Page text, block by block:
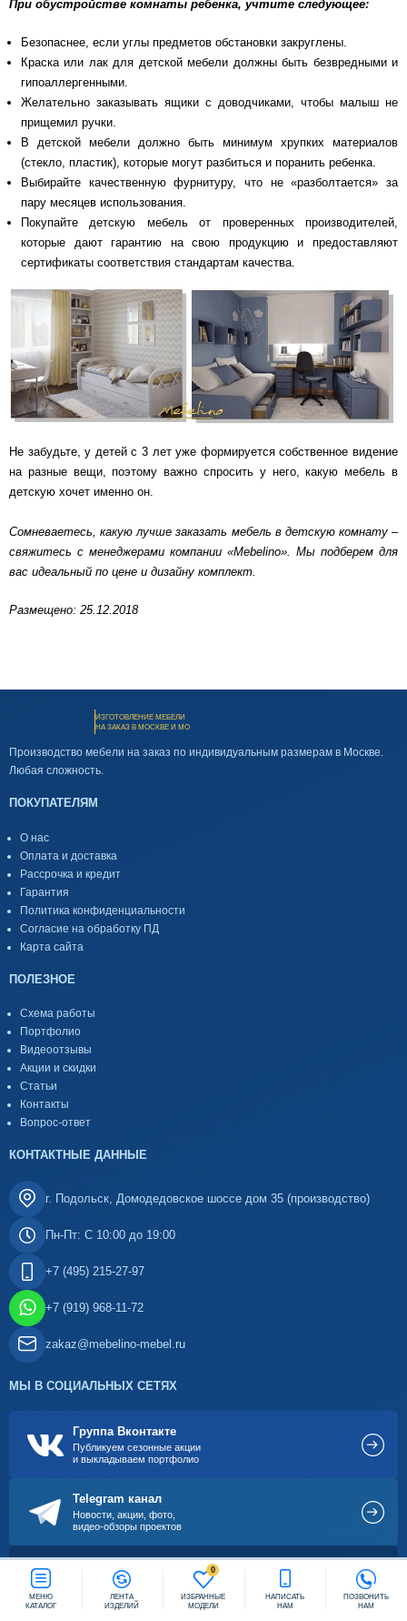
Заказать звонок
При обустройстве комнаты ребенка, учтите следующее:
Безопаснее, если углы предметов обстановки закруглены.
Краска или лак для детской мебели должны быть безвредными и
гипоаллергенными.
Желательно заказывать ящики с доводчиками, чтобы малыш не
прищемил ручки.
В детской мебели должно быть минимум хрупких материалов
(стекло, пластик), которые могут разбиться и поранить ребенка.
Выбирайте качественную фурнитуру, что не «разболтается» за
пару месяцев использования.
Покупайте детскую мебель от проверенных производителей,
которые дают гарантию на свою продукцию и предоставляют
сертификаты соответствия стандартам качества.
Не забудьте, у детей с 3 лет уже формируется собственное видение
на разные вещи, поэтому важно спросить у него, какую мебель в
детскую хочет именно он.
Сомневаетесь, какую лучше заказать мебель в детскую комнату –
свяжитесь с менеджерами компании «Mebelino». Мы подберем для
вас идеальный по цене и дизайну комплект.
Размещено: 25.12.2018
ИЗГОТОВЛЕНИЕ МЕБЕЛИ
НА ЗАКАЗ В МОСКВЕ И МО
Производство мебели на заказ по индивидуальным размерам в Москве.
Любая сложность.
ПОКУПАТЕЛЯМ
О нас
Оплата и доставка
Рассрочка и кредит
Гарантия
Политика конфиденциальности
Согласие на обработку ПД
Карта сайта
ПОЛЕЗНОЕ
Схема работы
Портфолио
Видеоотзывы
Акции и скидки
Статьи
Контакты
Вопрос-ответ
КОНТАКТНЫЕ ДАННЫЕ
г. Подольск, Домодедовское шоссе дом 35 (производство)
Пн-Пт: С 10:00 до 19:00
+7 (495) 215-27-97
+7 (919) 968-11-72
zakaz@mebelino-mebel.ru
МЫ В СОЦИАЛЬНЫХ СЕТЯХ
Группа Вконтакте
Публикуем сезонные акции
и выкладываем портфолио
Telegram канал
Новости, акции, фото,
видео-обзоры проектов
Рассказываем о проектах,
показываем производство
МЕНЮ
КАТАЛОГ
ЛЕНТА
ИЗДЕЛИЙ
0
ИЗБРАННЫЕ
МОДЕЛИ
НАПИСАТЬ
НАМ
ПОЗВОНИТЬ
НАМ